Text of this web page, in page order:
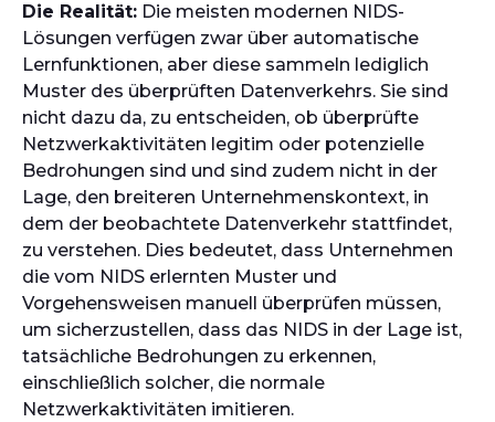
Die Realität: Die meisten modernen NIDS-
Lösungen verfügen zwar über automatische
Lernfunktionen, aber diese sammeln lediglich
Muster des überprüften Datenverkehrs. Sie sind
nicht dazu da, zu entscheiden, ob überprüfte
Netzwerkaktivitäten legitim oder potenzielle
Bedrohungen sind und sind zudem nicht in der
Lage, den breiteren Unternehmenskontext, in
dem der beobachtete Datenverkehr stattfindet,
zu verstehen. Dies bedeutet, dass Unternehmen
die vom NIDS erlernten Muster und
Vorgehensweisen manuell überprüfen müssen,
um sicherzustellen, dass das NIDS in der Lage ist,
tatsächliche Bedrohungen zu erkennen,
einschließlich solcher, die normale
Netzwerkaktivitäten imitieren.